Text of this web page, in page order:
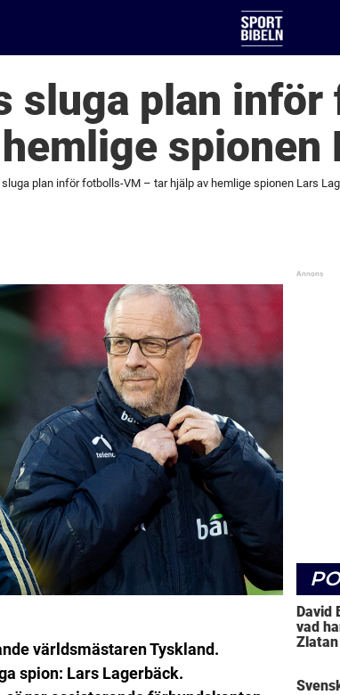
sluga plan
spionen
plan inför fotbolls-VM – tar hjälp av hemlige spionen Lars
världsmästaren Tyskland.
spion: Lars Lagerbäck.
David
vad